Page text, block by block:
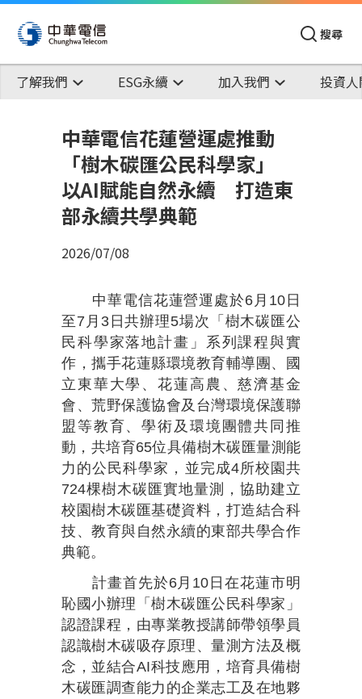
搜尋
了解我們 ESG永續 加入我們 投資
中華電信花蓮營運處推動
「樹木碳匯公民科學家」
以AI賦能自然永續 打造東
部永續共學典範
2026/07/08
中華電信花蓮營運處於6月10日
至7月3日共辦理5場次「樹木碳匯公
民科學家落地計畫」系列課程與實
作，攜手花蓮縣環境教育輔導團、國
立東華大學、花蓮高農、慈濟基金
會、荒野保護協會及台灣環境保護聯
盟等教育、學術及環境團體共同推
動，共培育65位具備樹木碳匯量測能
力的公民科學家，並完成4所校園共
724棵樹木碳匯實地量測，協助建立
校園樹木碳匯基礎資料，打造結合科
技、教育與自然永續的東部共學合作
典範。
計畫首先於6月10日在花蓮市明
恥國小辦理「樹木碳匯公民科學家」
認證課程，由專業教授講師帶領學員
認識樹木碳吸存原理、量測方法及概
念，並結合AI科技應用，培育具備樹
木碳匯調查能力的企業志工及在地夥